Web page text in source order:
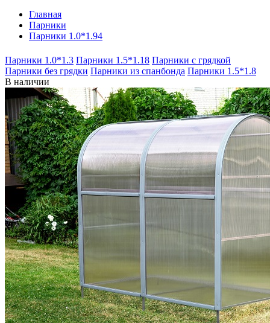
Главная
Парники
Парники 1.0*1.94
Парники 1.0*1.3 Парники 1.5*1.18 Парники с грядкой
Парники без грядки Парники из спанбонда Парники 1.5*1.8
В наличии